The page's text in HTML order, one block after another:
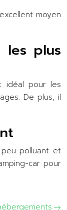
moyen
les plus
idéal pour les
De plus, il
polluant et
car pour